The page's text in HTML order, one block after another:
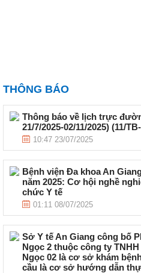
THÔNG BÁO
Thông báo về lịch trực
21/7/2025-02/11/2025) (11/
10:47 23/07/2025
Bệnh viện Đa khoa An
năm 2025: Cơ hội nghề
chức Y tế
01:11 08/07/2025
Sở Y tế An Giang công bố
Ngọc 2 thuộc công ty
Ngọc 02 là cơ sở khám
cầu là cơ sở hướng dẫn